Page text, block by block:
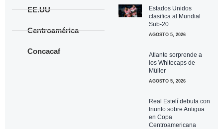
Estados Unidos
clasifica al Mundial
Sub-20
AGOSTO 5, 2026
Atlante sorprende a
los Whitecaps de
Müller
AGOSTO 5, 2026
Real Estelí debuta con
triunfo sobre Antigua
en Copa
Centroamericana
EE.UU
Centroamérica
Concacaf